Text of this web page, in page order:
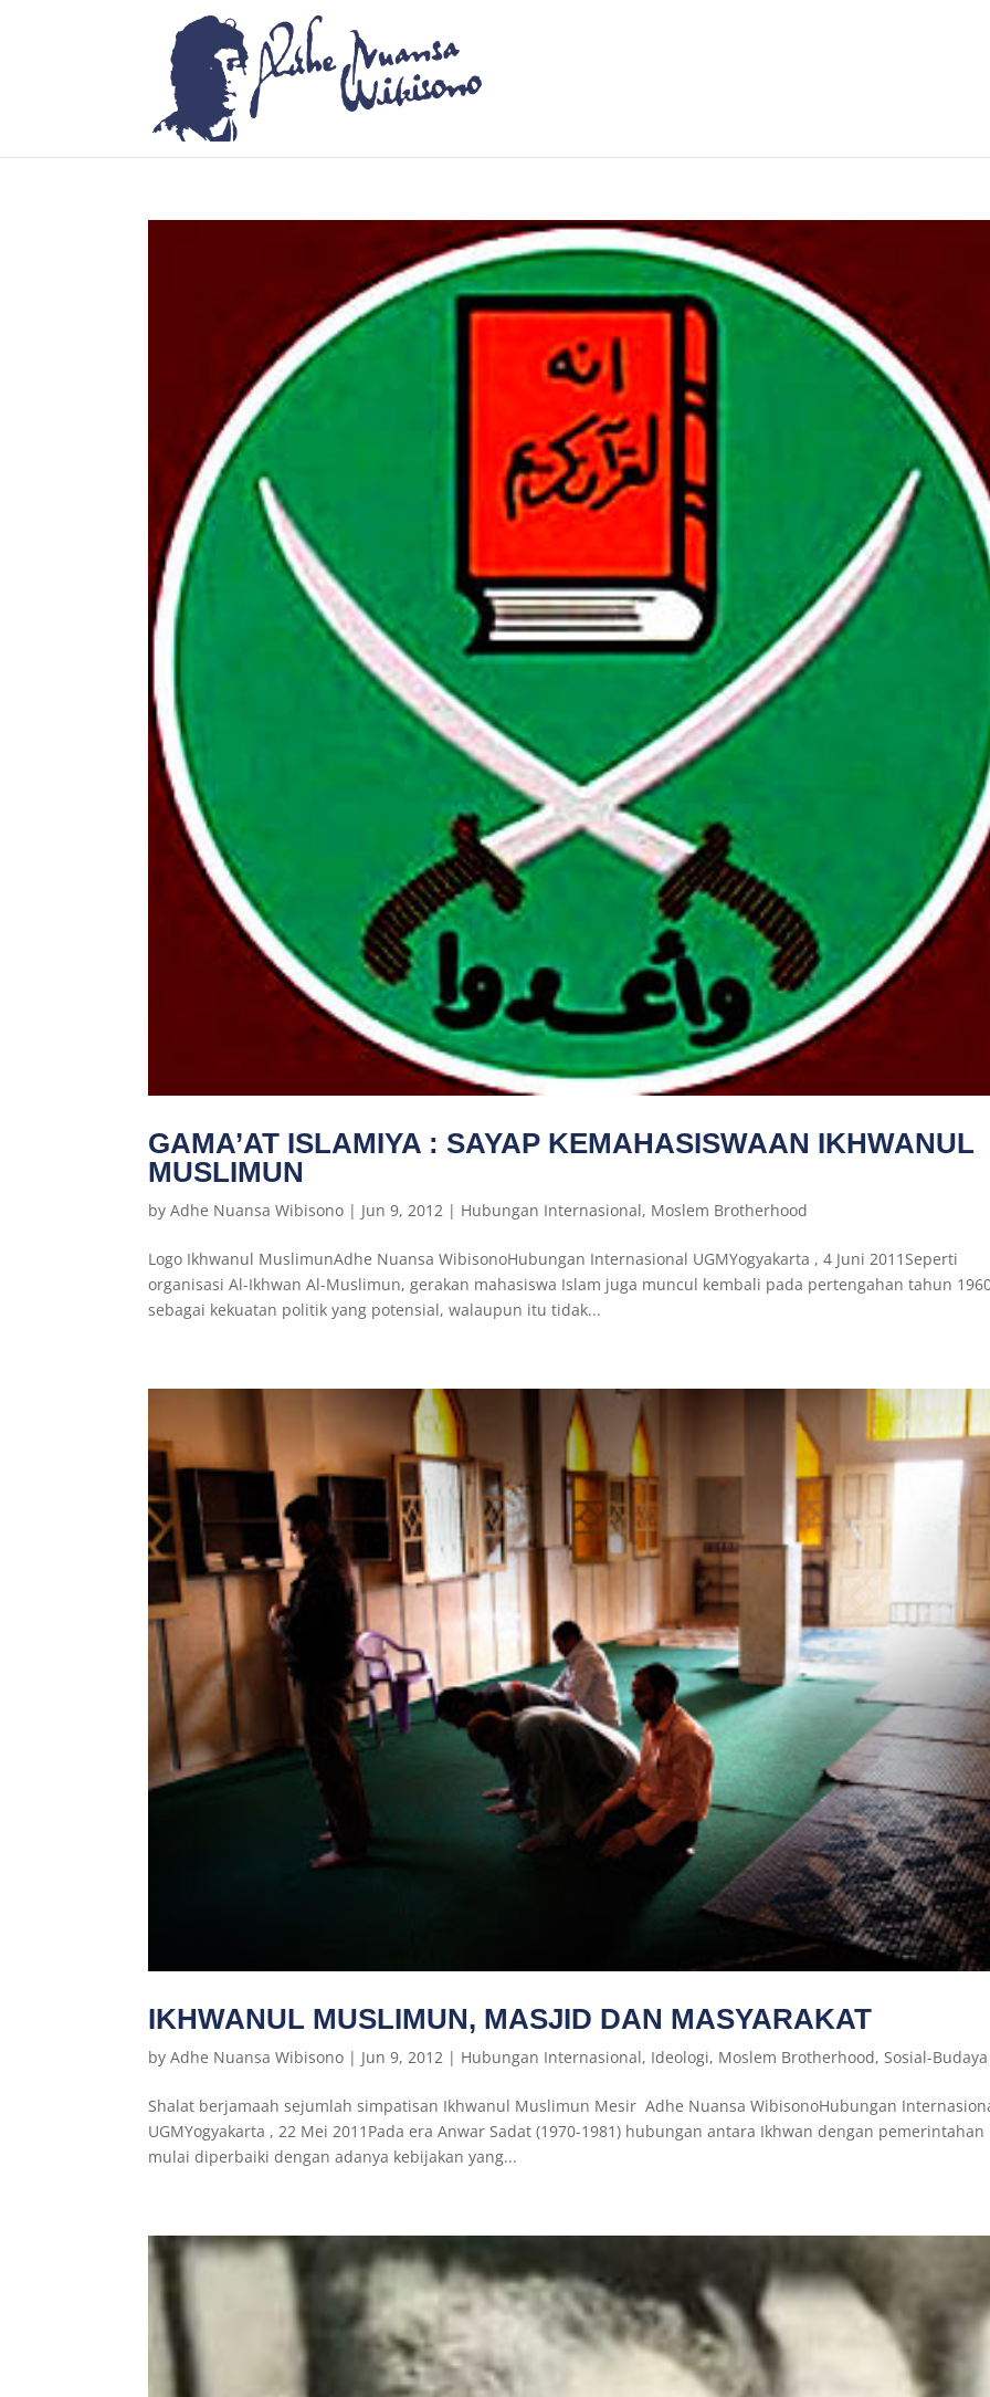
GAMA’AT ISLAMIYA : SAYAP KEMAHASISWAAN IKHWANUL
MUSLIMUN
byAdhe Nuansa Wibisono | Jun 9, 2012 | Hubungan Internasional, Moslem Brotherhood
Logo Ikhwanul MuslimunAdhe Nuansa WibisonoHubungan Internasional UGMYogyakarta , 4 Juni 2011Seperti
organisasi Al-Ikhwan Al-Muslimun, gerakan mahasiswa Islam juga muncul kembali pada pertengahan tahun
sebagai kekuatan politik yang potensial, walaupun itu tidak...
IKHWANUL MUSLIMUN, MASJID DAN MASYARAKAT
byAdhe Nuansa Wibisono | Jun 9, 2012 | Hubungan Internasional, Ideologi, Moslem Brotherhood, Sosial-Budaya
Shalat berjamaah sejumlah simpatisan Ikhwanul Muslimun Mesir Adhe Nuansa WibisonoHubungan
UGMYogyakarta , 22 Mei 2011Pada era Anwar Sadat (1970-1981) hubungan antara Ikhwan dengan pemerintahan
mulai diperbaiki dengan adanya kebijakan yang...